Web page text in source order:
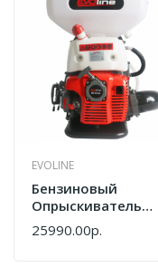
EVOLINE
Бензиновый
Опрыскиватель
EVOline MBG 54 Plus
25990.00р.